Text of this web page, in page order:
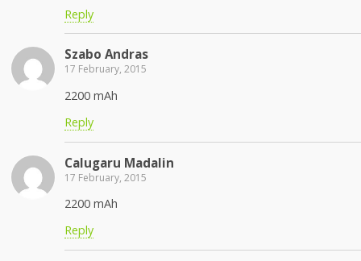
Reply
Szabo Andras
17 February, 2015
2200 mAh
Reply
Calugaru Madalin
17 February, 2015
2200 mAh
Reply